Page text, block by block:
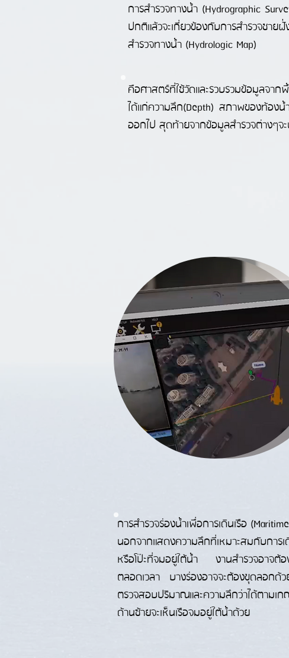
การสำรวจทางน้ำ (Hydrographic
ปกติแล้วจะเกี่ยวข้องกับการสำรวจช
สำรวจทางน้ำ (Hydrologic Map)
คือศาสตร์ที่ใช้วัดและรวบรวมข้อมูลจา
ได้แก่ความลึก(Depth) สภาพของท้องน้
ออกไป สุดท้ายจากข้อมูลสำรวจต่างๆ
การสำรวจร่องน้ำเพื่อการเดินเรือ
นอกจากแสดงความลึกที่เหมาะสมกับกา
หรือโป๊ะที่จมอยู่ใต้น้ำ งานสำรวจอาจต้อ
ตลอดเวลา บางร่องอาจจะต้องขุดลอก
ตรวจสอบปริมาณและความลึกว่าได้ตาม
ด้านซ้ายจะเห็นเรือจมอยู่ใต้น้ำด้วย